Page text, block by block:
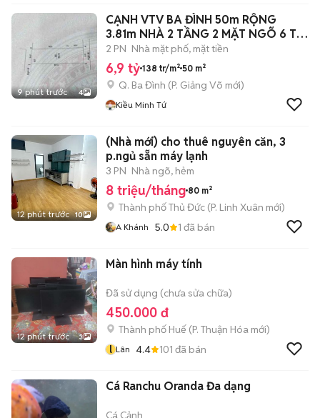
9 phút trước 4
CẠNH VTV BA ĐÌNH 50m RỘNG
3.81m NHÀ 2 TẦNG 2 MẶT NGÕ 6 Ty
9
2 PN Nhà mặt phố, mặt tiền
6,9 tỷ 138 tr/m² 50 m²
Q. Ba Đình (P. Giảng Võ mới)
Kiều Minh Tứ
12 phút trước 10
(Nhà mới) cho thuê nguyên căn, 3
p.ngủ sẵn máy lạnh
3 PN Nhà ngõ, hẻm
8 triệu/tháng 80 m²
Thành phố Thủ Đức (P. Linh Xuân mới)
A Khánh 5.0 1 đã bán
12 phút trước 3
Màn hình máy tính
Đã sử dụng (chưa sửa chữa)
450.000 đ
Thành phố Huế (P. Thuận Hóa mới)
l Lân 4.4 101 đã bán
Cá Ranchu Oranda Đa dạng
Cá Cảnh